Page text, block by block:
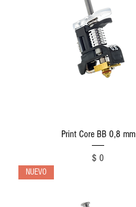
Print Core BB 0,8 mm
Precio
$ 0
NUEVO